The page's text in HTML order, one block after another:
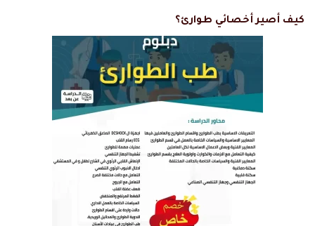
كيف أصير أخصائي طوارئ؟